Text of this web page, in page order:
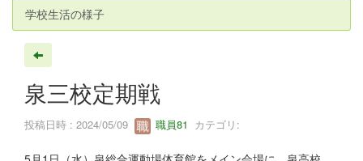
学校生活の様子
泉三校定期戦
投稿日時 : 2024/05/09 職員81 カテゴリ: